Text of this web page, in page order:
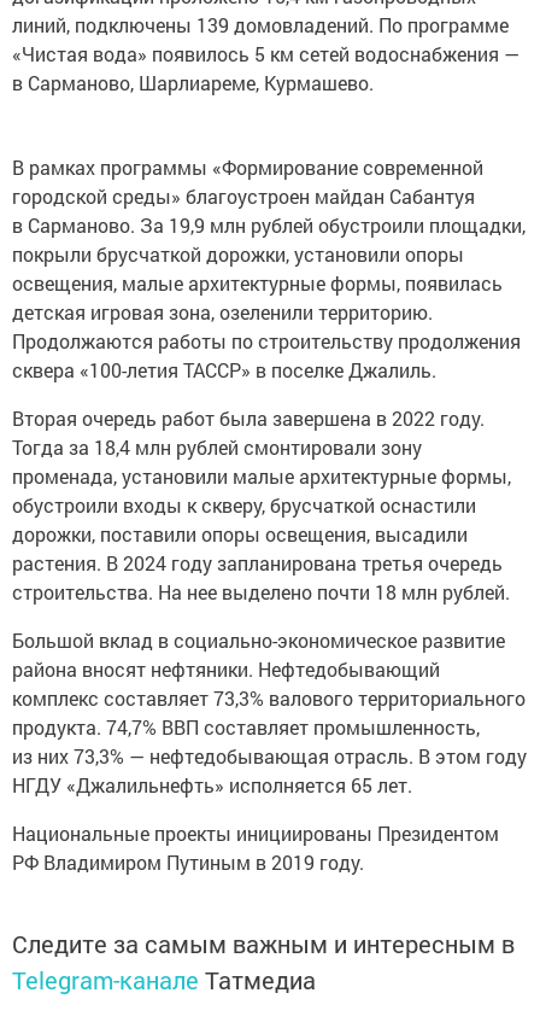
линий, подключены 139 домовладений. По программе
«Чистая вода» появилось 5 км сетей водоснабжения —
в Сарманово, Шарлиареме, Курмашево.
В рамках программы «Формирование современной
городской среды» благоустроен майдан Сабантуя
в Сарманово. За 19,9 млн рублей обустроили площадки,
покрыли брусчаткой дорожки, установили опоры
освещения, малые архитектурные формы, появилась
детская игровая зона, озеленили территорию.
Продолжаются работы по строительству продолжения
сквера «100-летия ТАССР» в поселке Джалиль.
Вторая очередь работ была завершена в 2022 году.
Тогда за 18,4 млн рублей смонтировали зону
променада, установили малые архитектурные формы,
обустроили входы к скверу, брусчаткой оснастили
дорожки, поставили опоры освещения, высадили
растения. В 2024 году запланирована третья очередь
строительства. На нее выделено почти 18 млн рублей.
Большой вклад в социально-экономическое развитие
района вносят нефтяники. Нефтедобывающий
комплекс составляет 73,3% валового территориального
продукта. 74,7% ВВП составляет промышленность,
из них 73,3% — нефтедобывающая отрасль. В этом году
НГДУ «Джалильнефть» исполняется 65 лет.
Национальные проекты инициированы Президентом
РФ Владимиром Путиным в 2019 году.
Следите за самым важным и интересным в
Telegram-канале Татмедиа